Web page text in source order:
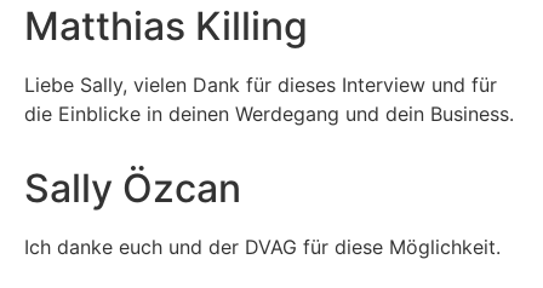
Matthias Killing
Liebe Sally, vielen Dank für dieses Interview und für
die Einblicke in deinen Werdegang und dein Business.
Sally Özcan
Ich danke euch und der DVAG für diese Möglichkeit.